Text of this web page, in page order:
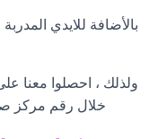
بالأضافة للايدي
ولذلك ، احصلوا معنا
خلال رقم مركز